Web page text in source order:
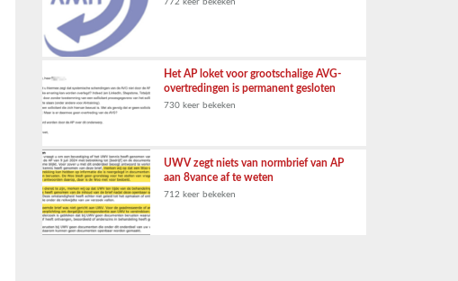
772 keer bekeken
Het AP loket voor grootschalige AVG-
overtredingen is permanent gesloten
730 keer bekeken
UWV zegt niets van normbrief van AP
aan 8vance af te weten
712 keer bekeken